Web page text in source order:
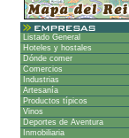
Listado General
Hoteles y hostales
Dónde comer
Comercios
Industrias
Artesanía
Productos típicos
Vinos
Deportes de Aventura
Inmobiliaria